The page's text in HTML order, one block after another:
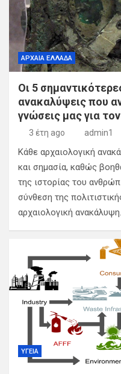
ΑΡΧΑΙΑ ΕΛΛΑΔΑ
Οι 5
ανακαλύψεις που
γνώσεις μας για
3 έτη ago admin1
Κάθε αρχαιολογική
και σημασία, καθώς
της ιστορίας του
σύνθεση της
αρχαιολογική
ΥΓΕΙΑ